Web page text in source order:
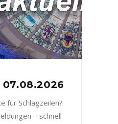
07.08.2026
für Schlagzeilen?
– schnell